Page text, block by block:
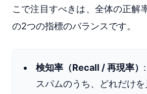
こで注目すべきは、全体の正解
の2つの指標のバランスです。
検知率（Recall / 再現率）
スパムのうち、どれだけ